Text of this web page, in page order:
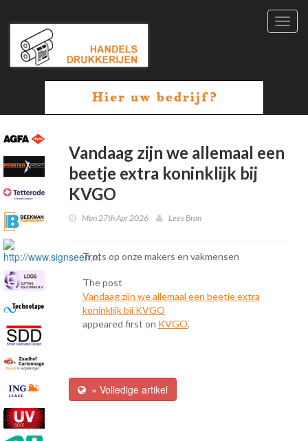
Vandaag zijn we allemaal een
beetje extra koninklijk bij
KVGO
Mon 27th Apr 2026 Lees Bron
Trots op onze makers en vakmensen
The post
Vandaag zijn we allemaal een beetje extra
koninklijk bij KVGO
appeared first on KVGO.
» Volledige artikel